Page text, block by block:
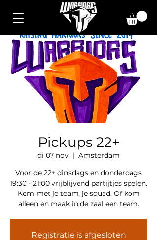
Pickups 22+
di 07 nov
  |
Amsterdam
Voor de 22+ dinsdags en donderdags
19:30 - 21:00 vrijblijvend partijtjes spelen.
Kom met je team, je squad. Of kom
alleen en maak in de zaal een team.
Registratie is afgesloten